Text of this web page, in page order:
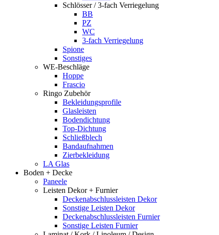
Schlösser / 3-fach Verriegelung
BB
PZ
WC
3-fach Verriegelung
Spione
Sonstiges
WE-Beschläge
Hoppe
Frascio
Ringo Zubehör
Bekleidungsprofile
Glasleisten
Bodendichtung
Top-Dichtung
Schließblech
Bandaufnahmen
Zierbekleidung
LA Glas
Boden + Decke
Paneele
Leisten Dekor + Furnier
Deckenabschlussleisten Dekor
Sonstige Leisten Dekor
Deckenabschlussleisten Furnier
Sonstige Leisten Furnier